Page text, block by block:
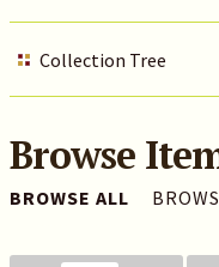
Collection Tree
Browse
BROWSE ALL